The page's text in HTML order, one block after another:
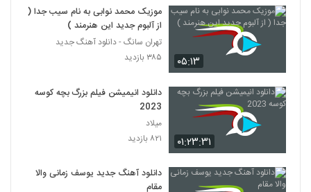
۰۵:۱۳
موزیک محمد نوابی به نام سیب جدا (
از آلبوم جدید این هنرمند )
تهران سانگ - دانلود آهنگ جدید
۳۸۵ بازدید
۰۱:۲۳:۳۱
دانلود انیمیشن فیلم بزرگ بچه‌ کوسه
2023
میلاد
۸۲۱ بازدید
دانلود آهنگ جدید یوسف زمانی والا
مقام